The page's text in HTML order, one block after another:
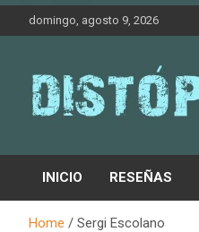
Skip
domingo, agosto 9, 2026
Distópolis
INICIO RESEÑAS
Home Sergi Escolano